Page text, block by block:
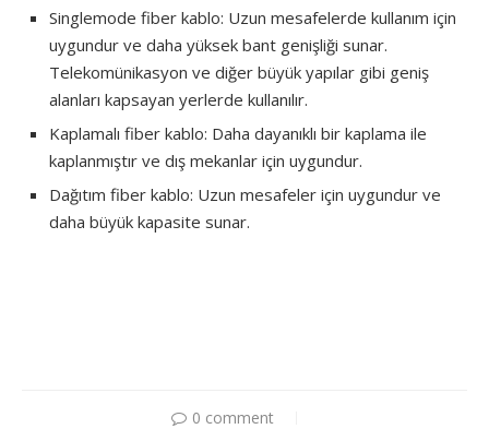
Singlemode fiber kablo: Uzun mesafelerde kullanım için
uygundur ve daha yüksek bant genişliği sunar.
Telekomünikasyon ve diğer büyük yapılar gibi geniş
alanları kapsayan yerlerde kullanılır.
Kaplamalı fiber kablo: Daha dayanıklı bir kaplama ile
kaplanmıştır ve dış mekanlar için uygundur.
Dağıtım fiber kablo: Uzun mesafeler için uygundur ve
daha büyük kapasite sunar.
0 comment